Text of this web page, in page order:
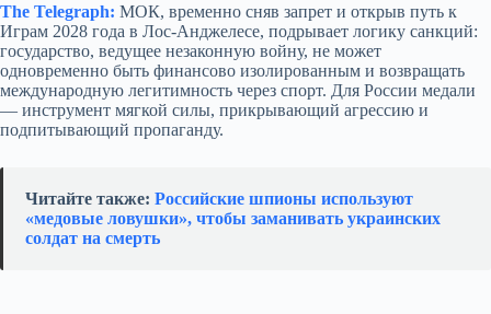
The Telegraph: МОК, временно сняв запрет и открыв путь к
Играм 2028 года в Лос‑Анджелесе, подрывает логику санкций:
государство, ведущее незаконную войну, не может
одновременно быть финансово изолированным и возвращать
международную легитимность через спорт. Для России медали
— инструмент мягкой силы, прикрывающий агрессию и
подпитывающий пропаганду.
Читайте также: Российские шпионы используют
«медовые ловушки», чтобы заманивать украинских
солдат на смерть